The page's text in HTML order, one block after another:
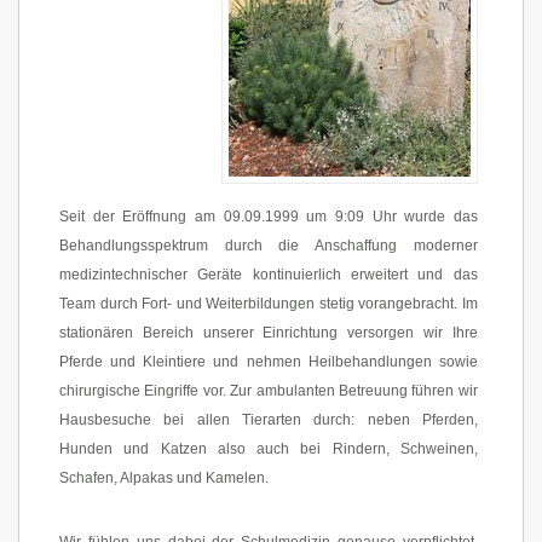
Seit der Eröffnung am 09.09.1999 um 9:09 Uhr wurde das
Behandlungsspektrum durch die Anschaffung moderner
medizintechnischer Geräte kontinuierlich erweitert und das
Team durch Fort- und Weiterbildungen stetig vorangebracht. Im
stationären Bereich unserer Einrichtung versorgen wir Ihre
Pferde und Kleintiere und nehmen Heilbehandlungen sowie
chirurgische Eingriffe vor. Zur ambulanten Betreuung führen wir
Hausbesuche bei allen Tierarten durch: neben Pferden,
Hunden und Katzen also auch bei Rindern, Schweinen,
Schafen, Alpakas und Kamelen.